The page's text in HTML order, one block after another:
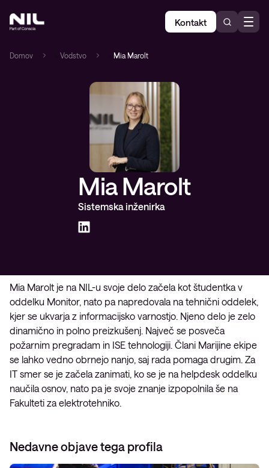
Kontakt
Domov Vodstvo Mia Marolt
Mia Marolt
Sistemska inženirka
Mia Marolt je na NIL-u svoje delo začela kot študentka v
oddelku Monitor, nato pa napredovala na tehnični oddelek,
kjer se ukvarja z informacijsko varnostjo. Njeno delo je zelo
dinamično in polno preizkušenj. Največ se posveča
požarnim pregradam in ISE tehnologiji. Člani Marijine ekipe
se lahko vedno obrnejo nanjo, saj rada pomaga drugim. Za
IT smer se je začela zanimati, ko se je na helpdesk oddelku
naučila osnov, nato pa je svoje znanje izpopolnila še na
Fakulteti za elektrotehniko.
Nedavne objave tega profila